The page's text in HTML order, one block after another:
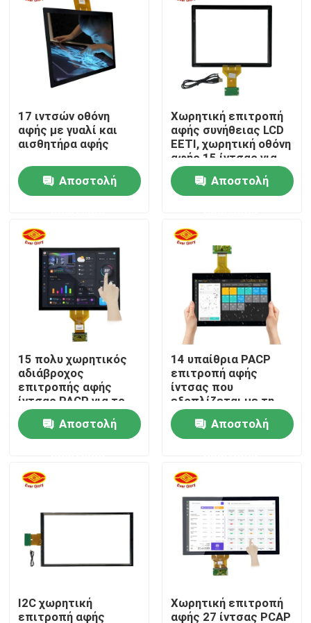
Προϊόντα
Βίντεο
Σχετικά με εμάς
Γύρος εργοστασίων
Ποιοτικός έλεγχος
επαφή
Ζητήστε ένα απόσπασμα
Επιτροπή επίδειξης αφής
17 ιντσών οθόνη
αφής με γυαλί και
αισθητήρα αφής
Αποστολή
Χωρητική επιτροπή
αφής συνήθειας LCD
EETI, χωρητική οθόνη
αφής 15 ίντσας για
το τυχερό παιχνίδι
Αποστολή
15 πολυ χωρητικός
αδιάβροχος
επιτροπής αφής
ίντσας PACP για το
όργανο ελέγχου
τυχερού παιχνιδιού
POG WMS
Αποστολή
14 υπαίθρια PACP
επιτροπή αφής
ίντσας που
εξοπλίζεται με τη
διεπαφή USB και την
αδιάβροχη εκτίμηση
IP65
Αποστολή
I2C χωρητική
επιτροπή αφής
Χωρητική επιτροπή
αφής 27 ίντσας PCAP